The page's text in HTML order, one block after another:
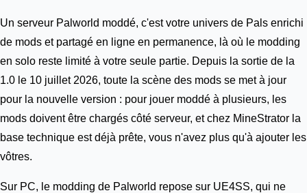
Un serveur Palworld moddé, c'est votre univers de Pals enrichi
de mods et partagé en ligne en permanence, là où le modding
en solo reste limité à votre seule partie. Depuis la sortie de la
1.0 le 10 juillet 2026, toute la scène des mods se met à jour
pour la nouvelle version : pour jouer moddé à plusieurs, les
mods doivent être chargés côté serveur, et chez MineStrator la
base technique est déjà prête, vous n'avez plus qu'à ajouter les
vôtres.
Sur PC, le modding de Palworld repose sur UE4SS, qui ne